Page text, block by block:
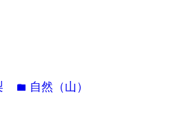
folder 自然（山）